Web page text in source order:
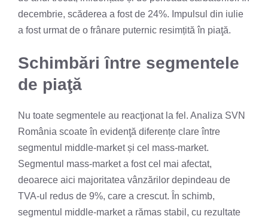
decembrie, scăderea a fost de 24%. Impulsul din iulie
a fost urmat de o frânare puternic resimțită în piaţă.
Schimbări între segmentele
de piaţă
Nu toate segmentele au reacţionat la fel. Analiza SVN
România scoate în evidenţă diferențe clare între
segmentul middle-market și cel mass-market.
Segmentul mass-market a fost cel mai afectat,
deoarece aici majoritatea vânzărilor depindeau de
TVA-ul redus de 9%, care a crescut. În schimb,
segmentul middle-market a rămas stabil, cu rezultate